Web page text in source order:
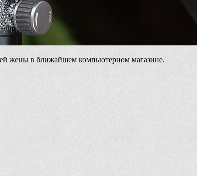
жены в ближайшем компьютерном магазине.